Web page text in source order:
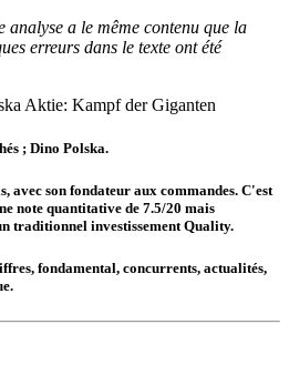
analyse a le même contenu que la
erreurs dans le texte ont été
; Dino Polska.
avec son fondateur aux commandes. C'est
note quantitative de 7.5/20 mais
traditionnel investissement Quality.
fondamental, concurrents, actualités,